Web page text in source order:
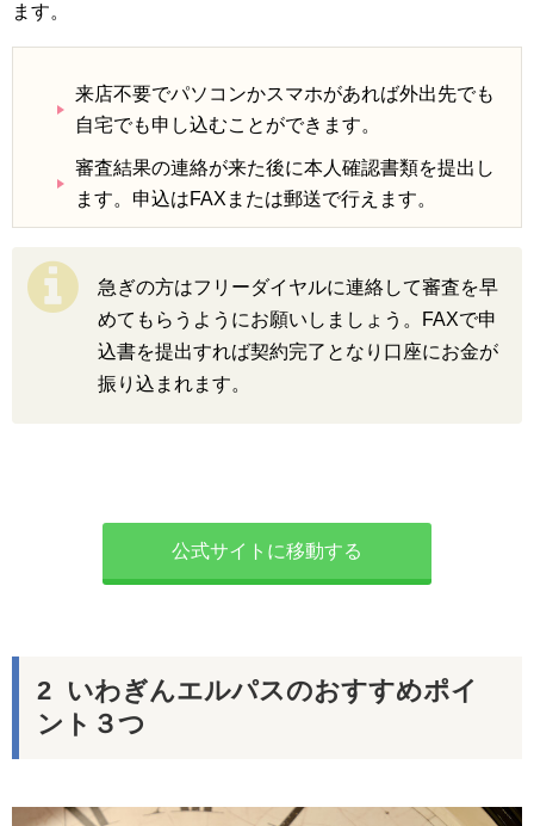
ます。
来店不要でパソコンかスマホがあれば外出先でも
自宅でも申し込むことができます。
審査結果の連絡が来た後に本人確認書類を提出し
ます。申込はFAXまたは郵送で行えます。
急ぎの方はフリーダイヤルに連絡して審査を早
めてもらうようにお願いしましょう。FAXで申
込書を提出すれば契約完了となり口座にお金が
振り込まれます。
公式サイトに移動する
いわぎんエルパスのおすすめポイ
ント３つ